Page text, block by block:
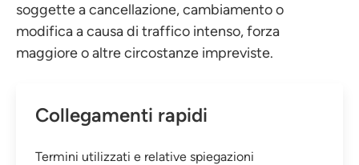
soggette a cancellazione, cambiamento o
modifica a causa di traffico intenso, forza
maggiore o altre circostanze impreviste.
Collegamenti rapidi
Termini utilizzati e relative spiegazioni